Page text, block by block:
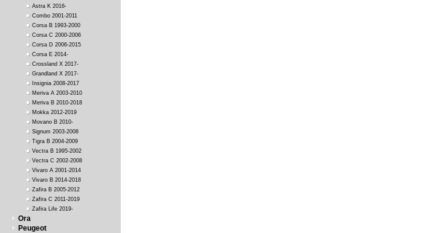
Astra K 2016-
Combo 2001-2011
Corsa B 1993-2000
Corsa C 2000-2006
Corsa D 2006-2015
Corsa E 2014-
Crossland X 2017-
Grandland X 2017-
Insignia 2008-2017
Meriva A 2003-2010
Meriva B 2010-2018
Mokka 2012-2019
Movano B 2010-
Signum 2003-2008
Tigra B 2004-2009
Vectra B 1995-2002
Vectra C 2002-2008
Vivaro A 2001-2014
Vivaro B 2014-2018
Zafira B 2005-2012
Zafira C 2011-2019
Zafira Life 2019-
Ora
Peugeot